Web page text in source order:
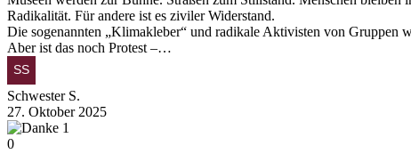
Radikalität. Für andere ist es ziviler Widerstand.
Die sogenannten „Klimakleber“ und radikale Aktivisten von Gruppen
Aber ist das noch Protest –…
Schwester S.
27. Oktober 2025
1
0